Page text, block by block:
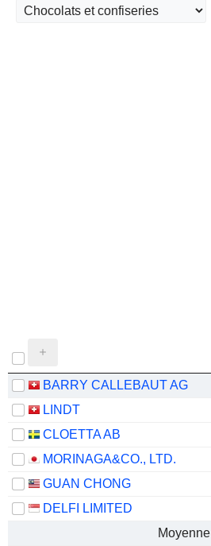
BARRY CALLEBAUT AG
LINDT
CLOETTA AB
MORINAGA&CO., LTD.
GUAN CHONG
DELFI LIMITED
Moyenne